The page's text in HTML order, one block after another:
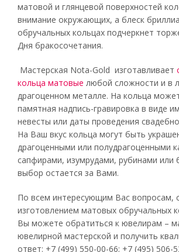
матовой и глянцевой поверхностей
внимание окружающих, а блеск
обручальных кольцах подчеркнет
Дня бракосочетания.
Мастерская Nota-Gold изготавливает
кольца матовые любой сложности и в
драгоценном металле. На кольца
памятная надпись-гравировка в виде
невесты или даты проведения
На Ваш вкус кольца могут быть
драгоценными или полудрагоценными
сапфирами, изумрудами, рубинами или
выбор остается за Вами.
По всем интересующим Вас вопросам,
изготовлением матовых обручальных
Вы можете обратиться к ювелирам –
ювелирной мастерской и получить
ответ: +7 (499) 550-00-66; +7 (495) 506-